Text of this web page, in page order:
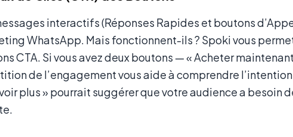
interactifs (Réponses Rapides et boutons
WhatsApp. Mais fonctionnent-ils ? Spoki vous
CTA. Si vous avez deux boutons — « Acheter
de l’engagement vous aide à comprendre
plus » pourrait suggérer que votre audience a besoin